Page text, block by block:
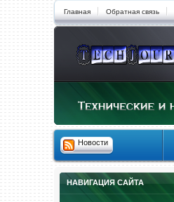
Главная Обратная связь
Новости
НАВИГАЦИЯ САЙТА